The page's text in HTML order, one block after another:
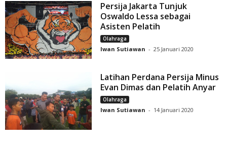
Persija Jakarta Tunjuk
Oswaldo Lessa sebagai
Asisten Pelatih
Olahraga
Iwan Sutiawan - 25 Januari 2020
Latihan Perdana Persija Minus
Evan Dimas dan Pelatih Anyar
Olahraga
Iwan Sutiawan - 14 Januari 2020